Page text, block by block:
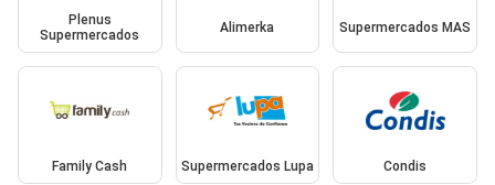
Plenus
Supermercados
Alimerka Supermercados MAS
Family Cash Supermercados Lupa Condis